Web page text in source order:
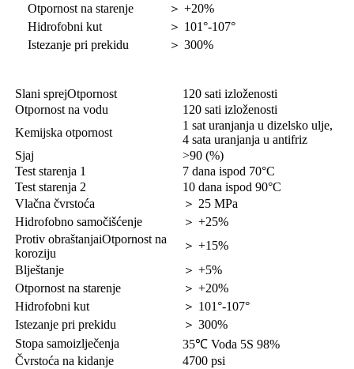
Otpornost na starenje
＞ +20%
Hidrofobni kut
＞ 101°-107°
Istezanje pri prekidu
＞ 300%
Slani sprejOtpornost
120 sati izloženosti
Otpornost na vodu
120 sati izloženosti
Kemijska otpornost
1 sat uranjanja u dizelsko ulje,
4 sata uranjanja u antifriz
Sjaj
>90 (%)
Test starenja 1
7 dana ispod 70°C
Test starenja 2
10 dana ispod 90°C
Vlačna čvrstoća
＞ 25 MPa
Hidrofobno samočišćenje
＞ +25%
Protiv obraštanjaiOtpornost na
koroziju
＞ +15%
Blještanje
＞ +5%
Otpornost na starenje
＞ +20%
Hidrofobni kut
＞ 101°-107°
Istezanje pri prekidu
＞ 300%
Stopa samoizlječenja
35℃ Voda 5S 98%
Čvrstoća na kidanje
4700 psi